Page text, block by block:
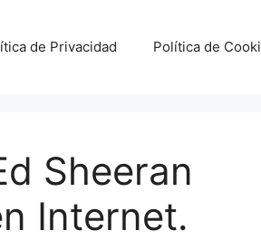
de Privacidad Política de
Sheeran
Internet.